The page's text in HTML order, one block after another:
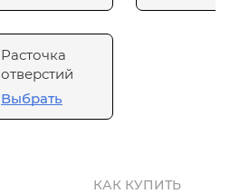
Расточка
отверстий
Выбрать
КАК КУПИТЬ